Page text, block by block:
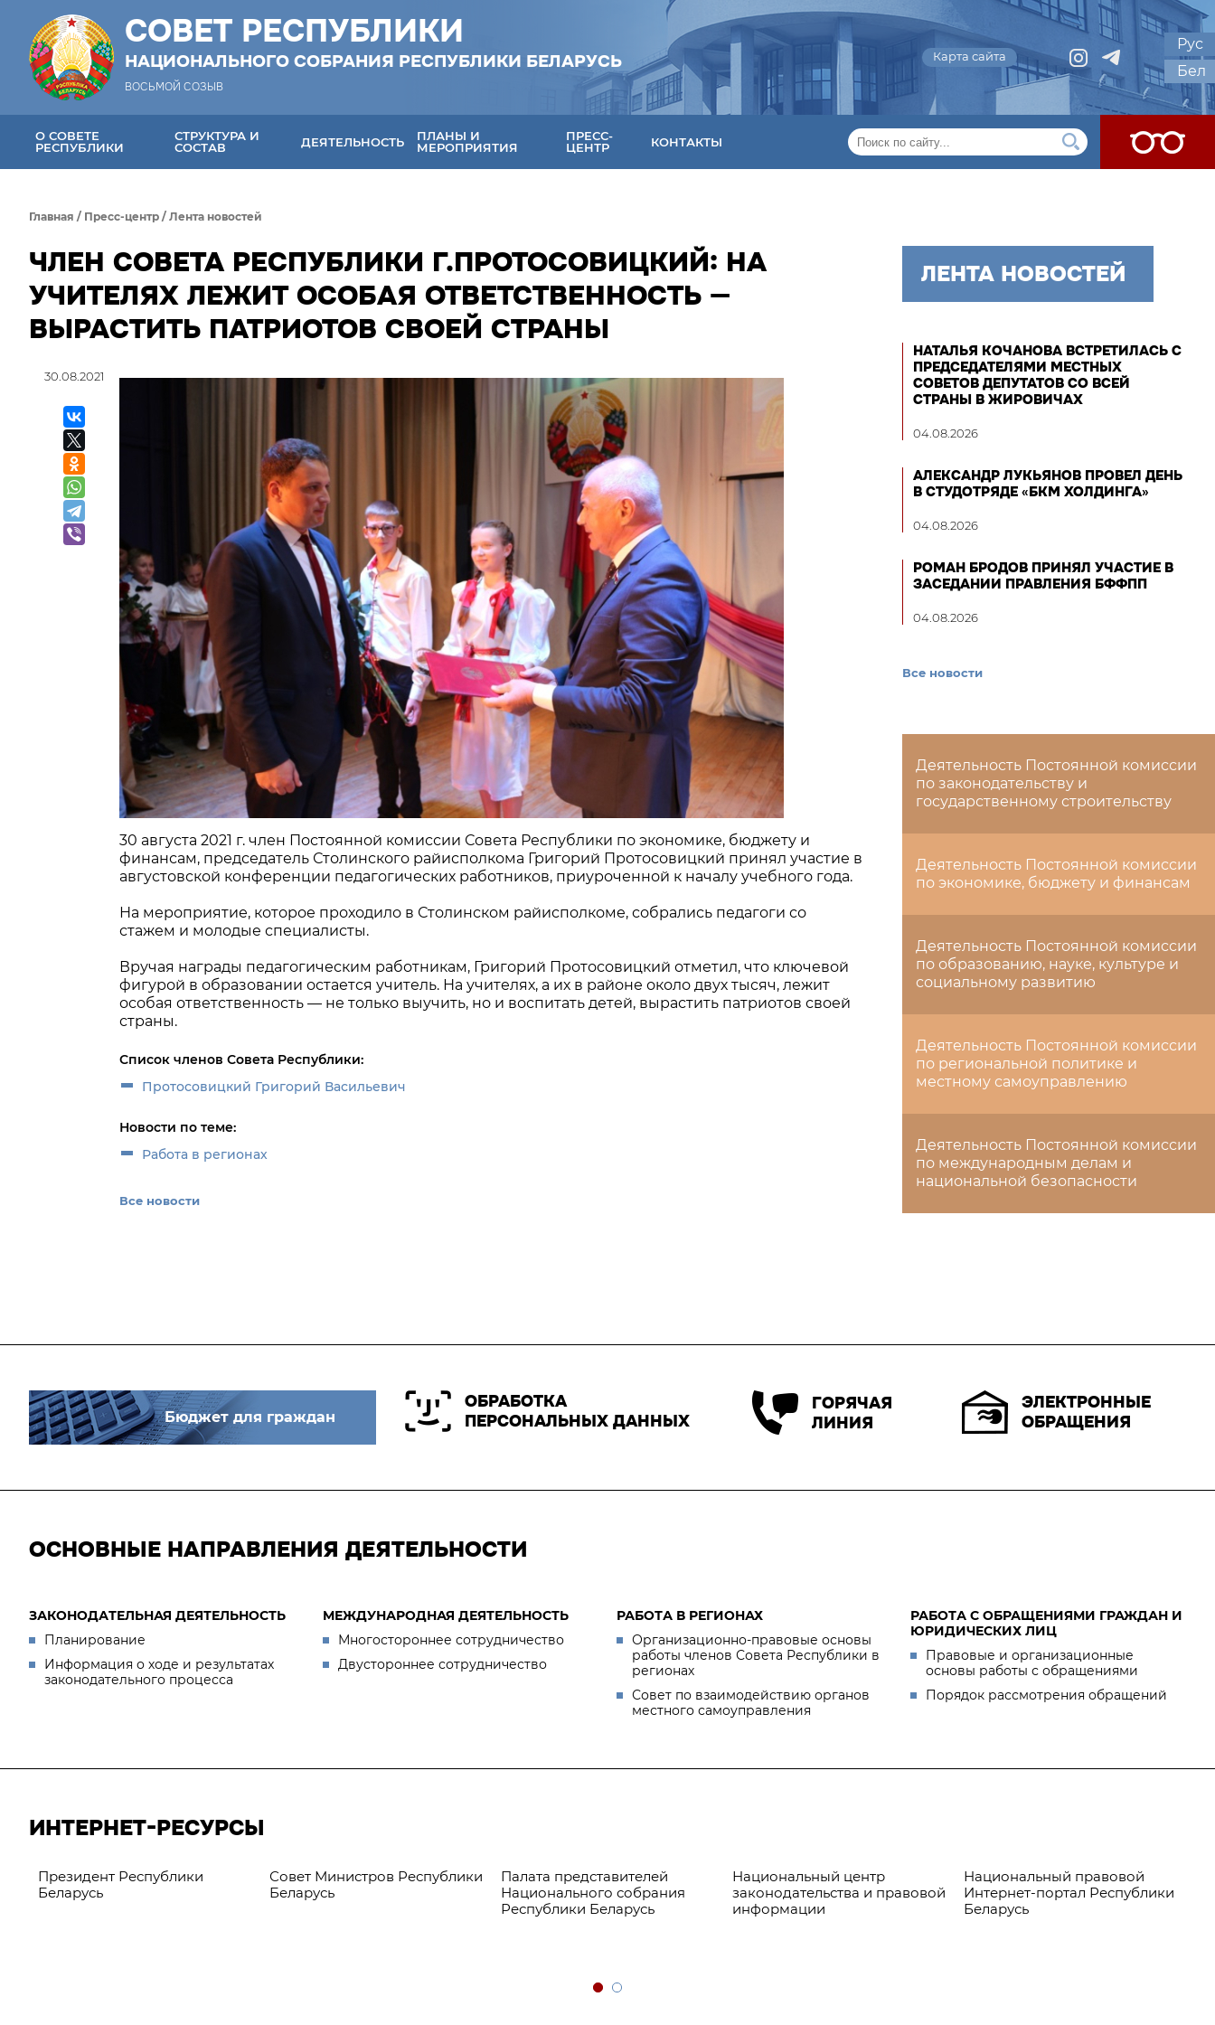
СОВЕТ РЕСПУБЛИКИ
НАЦИОНАЛЬНОГО СОБРАНИЯ РЕСПУБЛИКИ БЕЛАРУСЬ
ВОСЬМОЙ СОЗЫВ
Карта сайта
Рус
Бел
О СОВЕТЕ
РЕСПУБЛИКИ
СТРУКТУРА И
СОСТАВ
ДЕЯТЕЛЬНОСТЬ
ПЛАНЫ И
МЕРОПРИЯТИЯ
ПРЕСС-
ЦЕНТР
КОНТАКТЫ
Главная / Пресс-центр / Лента новостей
ЧЛЕН СОВЕТА РЕСПУБЛИКИ Г.ПРОТОСОВИЦКИЙ: НА
УЧИТЕЛЯХ ЛЕЖИТ ОСОБАЯ ОТВЕТСТВЕННОСТЬ —
ВЫРАСТИТЬ ПАТРИОТОВ СВОЕЙ СТРАНЫ
30.08.2021
30 августа 2021 г. член Постоянной комиссии Совета Республики по экономике, бюджету и
финансам, председатель Столинского райисполкома Григорий Протосовицкий принял участие в
августовской конференции педагогических работников, приуроченной к началу учебного года.
На мероприятие, которое проходило в Столинском райисполкоме, собрались педагоги со
стажем и молодые специалисты.
Вручая награды педагогическим работникам, Григорий Протосовицкий отметил, что ключевой
фигурой в образовании остается учитель. На учителях, а их в районе около двух тысяч, лежит
особая ответственность — не только выучить, но и воспитать детей, вырастить патриотов своей
страны.
Список членов Совета Республики:
Протосовицкий Григорий Васильевич
Новости по теме:
Работа в регионах
Все новости
ЛЕНТА НОВОСТЕЙ
НАТАЛЬЯ КОЧАНОВА ВСТРЕТИЛАСЬ С
ПРЕДСЕДАТЕЛЯМИ МЕСТНЫХ
СОВЕТОВ ДЕПУТАТОВ СО ВСЕЙ
СТРАНЫ В ЖИРОВИЧАХ
04.08.2026
АЛЕКСАНДР ЛУКЬЯНОВ ПРОВЕЛ ДЕНЬ
В СТУДОТРЯДЕ «БКМ ХОЛДИНГА»
04.08.2026
РОМАН БРОДОВ ПРИНЯЛ УЧАСТИЕ В
ЗАСЕДАНИИ ПРАВЛЕНИЯ БФФПП
04.08.2026
Все новости
Деятельность Постоянной комиссии
по законодательству и
государственному строительству
Деятельность Постоянной комиссии
по экономике, бюджету и финансам
Деятельность Постоянной комиссии
по образованию, науке, культуре и
социальному развитию
Деятельность Постоянной комиссии
по региональной политике и
местному самоуправлению
Деятельность Постоянной комиссии
по международным делам и
национальной безопасности
Бюджет для граждан
ОБРАБОТКА
ПЕРСОНАЛЬНЫХ ДАННЫХ
ГОРЯЧАЯ
ЛИНИЯ
ЭЛЕКТРОННЫЕ
ОБРАЩЕНИЯ
ОСНОВНЫЕ НАПРАВЛЕНИЯ ДЕЯТЕЛЬНОСТИ
ЗАКОНОДАТЕЛЬНАЯ ДЕЯТЕЛЬНОСТЬ
Планирование
Информация о ходе и результатах
законодательного процесса
МЕЖДУНАРОДНАЯ ДЕЯТЕЛЬНОСТЬ
Многостороннее сотрудничество
Двустороннее сотрудничество
РАБОТА В РЕГИОНАХ
Организационно-правовые основы
работы членов Совета Республики в
регионах
Совет по взаимодействию органов
местного самоуправления
РАБОТА С ОБРАЩЕНИЯМИ ГРАЖДАН И
ЮРИДИЧЕСКИХ ЛИЦ
Правовые и организационные
основы работы с обращениями
Порядок рассмотрения обращений
ИНТЕРНЕТ-РЕСУРСЫ
Президент Республики
Беларусь
Совет Министров Республики
Беларусь
Палата представителей
Национального собрания
Республики Беларусь
Национальный центр
законодательства и правовой
информации
Национальный правовой
Интернет-портал Республики
Беларусь